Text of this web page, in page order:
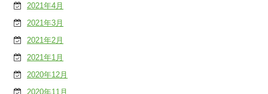
2021年4月
2021年3月
2021年2月
2021年1月
2020年12月
2020年11月